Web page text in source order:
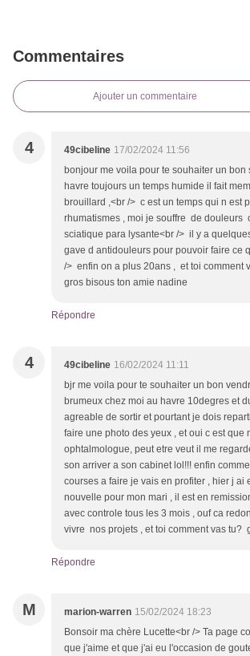
Commentaires
Ajouter un commentaire
4 49cibeline 17/02/2024 11:56
bonjour me voila pour te souhaiter un bon
havre toujours un temps humide il fait
brouillard ,<br /> c est un temps qui n est
rhumatismes , moi je souffre de douleurs
sciatique para lysante<br /> il y a
gave d antidouleurs pour pouvoir faire ce
/> enfin on a plus 20ans , et toi comment
gros bisous ton amie nadine
Répondre
4 49cibeline 16/02/2024 11:11
bjr me voila pour te souhaiter un bon
brumeux chez moi au havre 10degres et
agreable de sortir et pourtant je dois
faire une photo des yeux , et oui c est que
ophtalmologue, peut etre veut il me
son arriver a son cabinet lol!!! enfin
courses a faire je vais en profiter , hier j ai
nouvelle pour mon mari , il est en
avec controle tous les 3 mois , ouf ca
vivre nos projets , et toi comment vas tu?
Répondre
M marion-warren 15/02/2024 18:23
Bonsoir ma chère Lucette<br /> Ta page
que j'aime et que j'ai eu l'occasion de